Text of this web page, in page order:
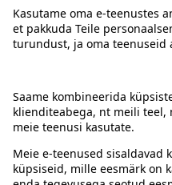
Juhised
Tingimused